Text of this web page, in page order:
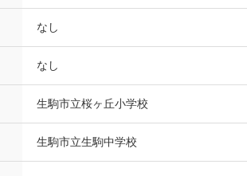
なし
なし
生駒市立桜ヶ丘小学校
生駒市立生駒中学校